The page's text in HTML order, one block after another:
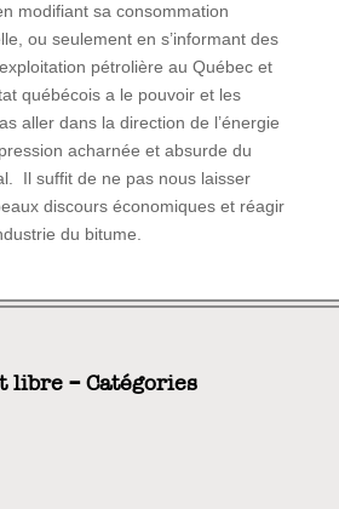
modifiant sa consommation
ou seulement en s’informant des
pétrolière au Québec et
québécois a le pouvoir et les
aller dans la direction de l’énergie
acharnée et absurde du
Il suffit de ne pas nous laisser
discours économiques et réagir
du bitume.
libre – Catégories